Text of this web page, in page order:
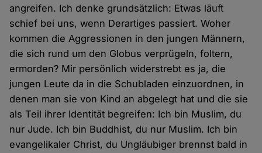
angreifen. Ich denke grundsätzlich: Etwas läuft
schief bei uns, wenn Derartiges passiert. Woher
kommen die Aggressionen in den jungen Männern,
die sich rund um den Globus verprügeln, foltern,
ermorden? Mir persönlich widerstrebt es ja, die
jungen Leute da in die Schubladen einzuordnen, in
denen man sie von Kind an abgelegt hat und die sie
als Teil ihrer Identität begreifen: Ich bin Muslim, du
nur Jude. Ich bin Buddhist, du nur Muslim. Ich bin
evangelikaler Christ, du Ungläubiger brennst bald in